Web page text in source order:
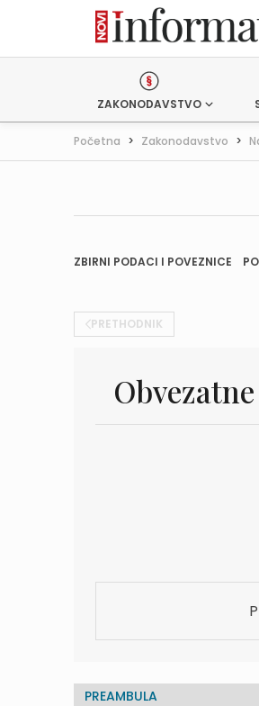
ZAKONODAVSTVO
Početna > Zakonodavstvo >
ZBIRNI PODACI I POVEZNICE
PRETHODNIK
PREAMBULA